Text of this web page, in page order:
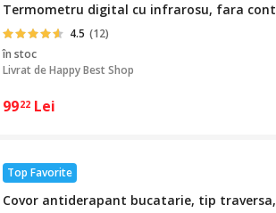
Termometru digital cu infrarosu, fara
4.5 (12)
în stoc
Livrat deHappy Best Shop
9922 Lei
Top Favorite
Covor antiderapant bucatarie, tip